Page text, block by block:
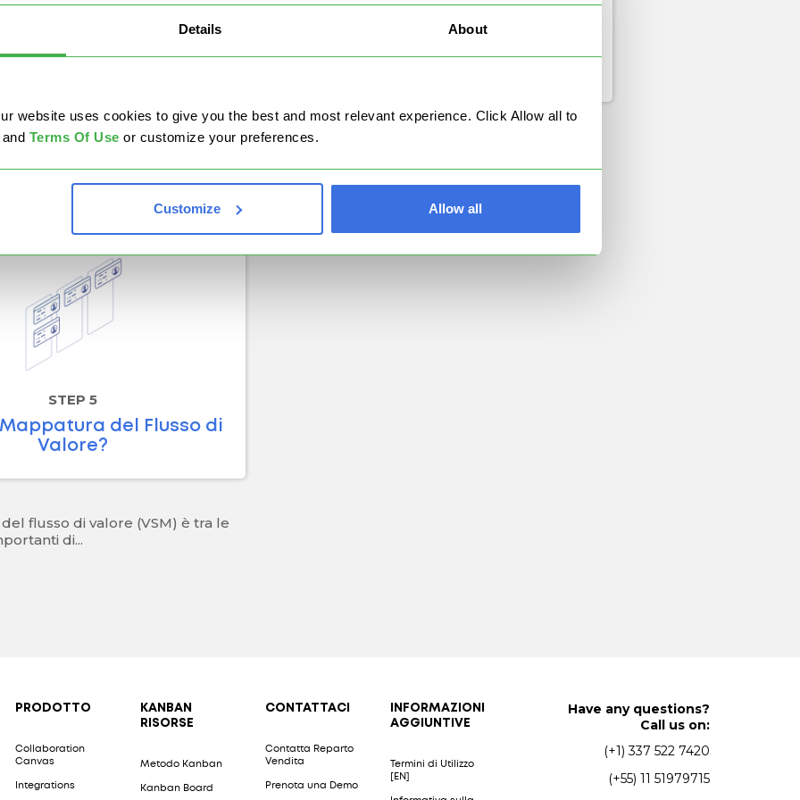
Details About
website uses cookies to give you the best and most relevant experience. Click Allow all to
Terms Of Use or customize your preferences.
Customize Allow all
Cos’è Muri?
chiave nel Lean Management
STEP 4
Le 5S è un metodo snello nonché uno dei
STEP 5
Mappatura del Flusso di
Valore?
flusso di valore (VSM) è tra le
di...
PRODOTTO
Collaboration
Canvas
Integrations
KANBAN
RISORSE
Metodo Kanban
Kanban Board
CONTATTACI
Contatta Reparto
Vendita
Prenota una Demo
INFORMAZIONI
AGGIUNTIVE
Termini di Utilizzo
[EN]
Have any questions?
Call us on:
(+1) 337 522 7420
(+55) 11 51979715